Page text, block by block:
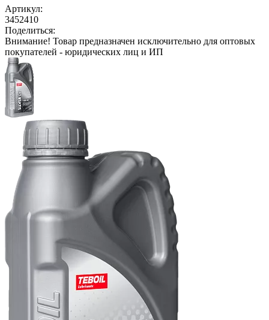
Артикул:
3452410
Поделиться:
Внимание! Товар предназначен исключительно для оптовых
покупателей - юридических лиц и ИП